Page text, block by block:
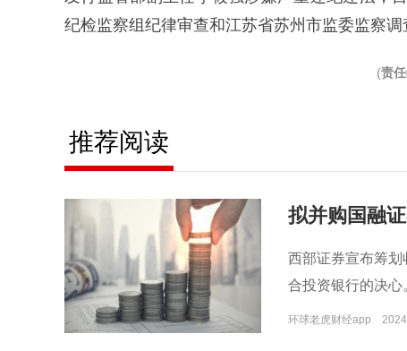
纪检监察组纪律审查和江苏省苏州市监委监察调
(责
推荐阅读
拟并购国融
西部证券宣布筹
合投资银行的决心
环球老虎财经app